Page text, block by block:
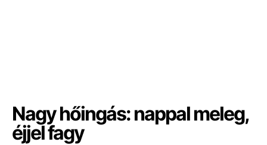
Nagy hőingás: nappal meleg,
éjjel fagy